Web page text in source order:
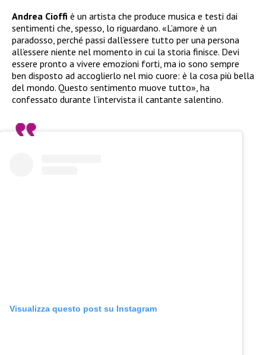
Andrea Cioffi è un artista che produce musica e testi dai
sentimenti che, spesso, lo riguardano. «L’amore è un
paradosso, perché passi dall’essere tutto per una persona
all’essere niente nel momento in cui la storia finisce. Devi
essere pronto a vivere emozioni forti, ma io sono sempre
ben disposto ad accoglierlo nel mio cuore: è la cosa più bella
del mondo. Questo sentimento muove tutto», ha
confessato durante l’intervista il cantante salentino.
Visualizza questo post su Instagram